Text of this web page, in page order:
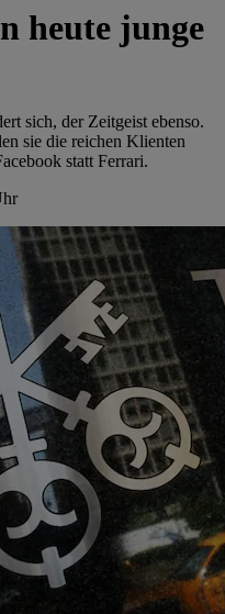
heute junge
sich, der Zeitgeist ebenso.
sie die reichen Klienten
statt Ferrari.